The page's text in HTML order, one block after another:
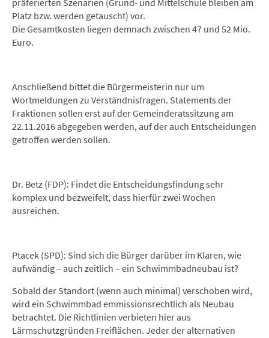
präferierten Szenarien (Grund- und Mittelschule bleiben am
Platz bzw. werden getauscht) vor.
Die Gesamtkosten liegen demnach zwischen 47 und 52 Mio.
Euro.
Anschließend bittet die Bürgermeisterin nur um
Wortmeldungen zu Verständnisfragen. Statements der
Fraktionen sollen erst auf der Gemeinderatssitzung am
22.11.2016 abgegeben werden, auf der auch Entscheidungen
getroffen werden sollen.
Dr. Betz (FDP): Findet die Entscheidungsfindung sehr
komplex und bezweifelt, dass hierfür zwei Wochen
ausreichen.
Ptacek (SPD): Sind sich die Bürger darüber im Klaren, wie
aufwändig – auch zeitlich – ein Schwimmbadneubau ist?
Sobald der Standort (wenn auch minimal) verschoben wird,
wird ein Schwimmbad emmissionsrechtlich als Neubau
betrachtet. Die Richtlinien verbieten hier aus
Lärmschutzgründen Freiflächen. Jeder der alternativen